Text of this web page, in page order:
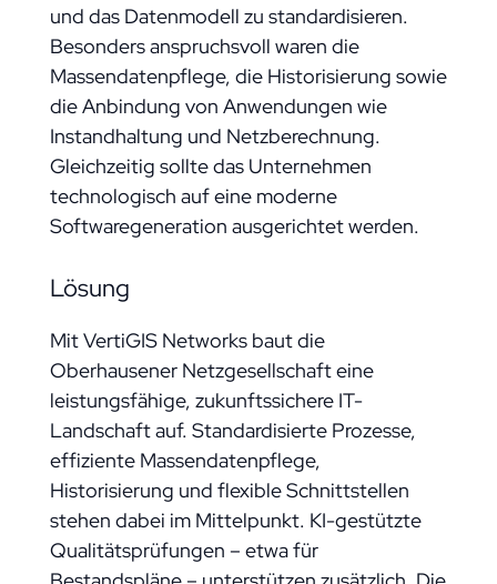
und das Datenmodell zu standardisieren.
Besonders anspruchsvoll waren die
Massendatenpflege, die Historisierung sowie
die Anbindung von Anwendungen wie
Instandhaltung und Netzberechnung.
Gleichzeitig sollte das Unternehmen
technologisch auf eine moderne
Softwaregeneration ausgerichtet werden.
Lösung
Mit VertiGIS Networks baut die
Oberhausener Netzgesellschaft eine
leistungsfähige, zukunftssichere IT-
Landschaft auf. Standardisierte Prozesse,
effiziente Massendatenpflege,
Historisierung und flexible Schnittstellen
stehen dabei im Mittelpunkt. KI-gestützte
Qualitätsprüfungen – etwa für